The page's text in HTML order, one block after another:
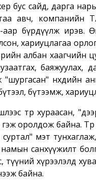
бус сайд, дарга
авч, компанийн
аар бүрдүүлж ирэв.
хариуцлагаа
албан хаагчийн
баяжуулах,
"шургасан" нөхдийн
бүтээмж,
төр хураасан,
оролдож байна.
суртал" мэт
санхүүжилт
түүний хүрээлэлд
байна.